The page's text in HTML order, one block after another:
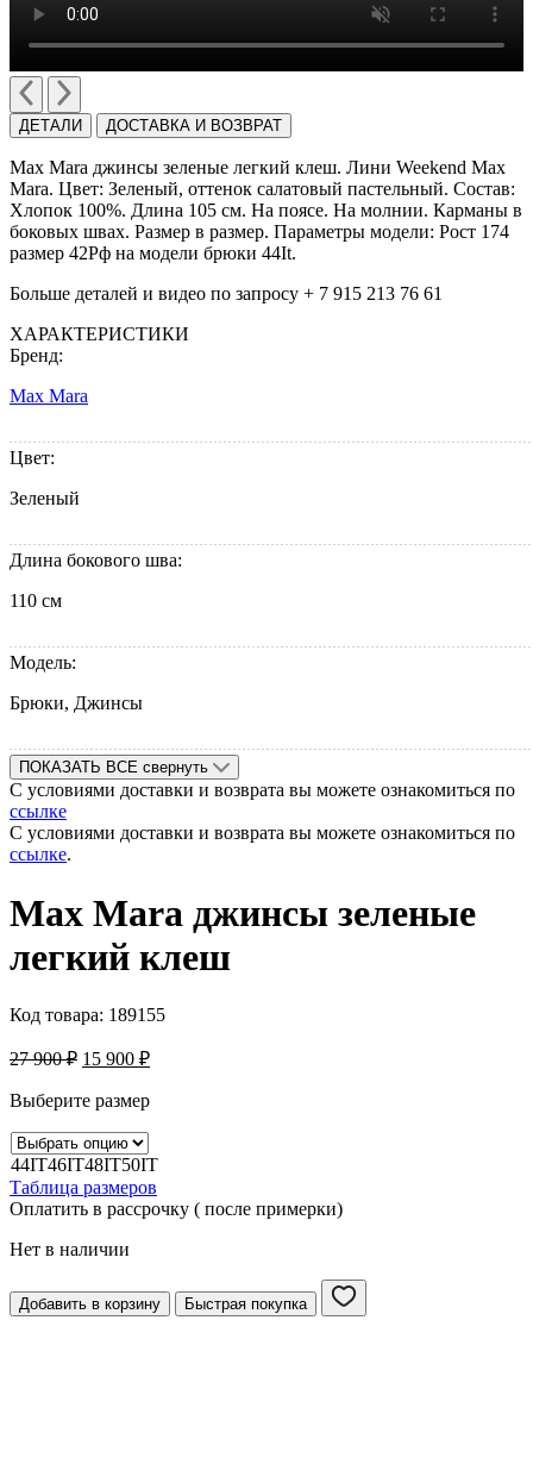
ДЕТАЛИ ДОСТАВКА И ВОЗВРАТ
Max Mara джинсы зеленые легкий клеш. Лини Weekend Max
Mara. Цвет: Зеленый, оттенок салатовый пастельный. Состав:
Хлопок 100%. Длина 105 см. На поясе. На молнии. Карманы в
боковых швах. Размер в размер. Параметры модели: Рост 174
размер 42Рф на модели брюки 44It.
Больше деталей и видео по запросу + 7 915 213 76 61
ХАРАКТЕРИСТИКИ
Бренд:
Max Mara
Цвет:
Зеленый
Длина бокового шва:
110 см
Модель:
Брюки, Джинсы
ПОКАЗАТЬ ВСЕ свернуть
С условиями доставки и возврата вы можете ознакомиться по
ссылке
С условиями доставки и возврата вы можете ознакомиться по
ссылке.
Max Mara джинсы зеленые
легкий клеш
Код товара: 189155
27 900₽ 15 900 ₽
Выберите размер
44IT46IT48IT50IT
Таблица размеров
Оплатить в рассрочку ( после примерки)
Нет в наличии
Добавить в корзину Быстрая покупка